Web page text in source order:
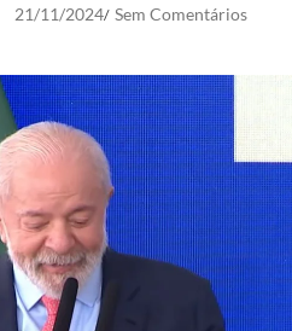
21/11/2024/ Sem Comentários